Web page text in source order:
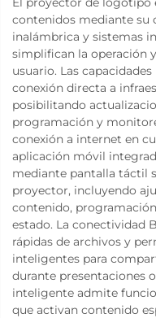
contenidos mediante su
inalámbrica y sistemas
simplifican la operación
usuario. Las
conexión directa a
posibilitando
programación y
conexión a internet en
aplicación móvil
mediante pantalla táctil
proyector, incluyendo
contenido,
estado. La conectividad
rápidas de archivos y
inteligentes para
durante presentaciones
inteligente admite
que activan contenido